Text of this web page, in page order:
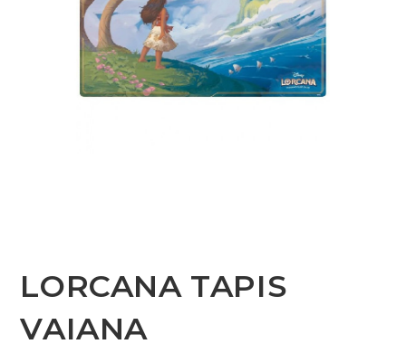
LORCANA TAPIS
VAIANA